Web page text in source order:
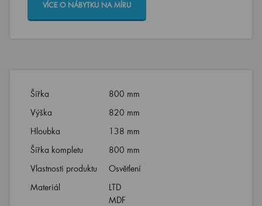
VÍCE O NÁBYTKU NA MÍRU
Šířka
800 mm
Výška
820 mm
Hloubka
138 mm
Šířka kompletu
800 mm
Vlastnosti produktu
Osvětlení
Materiál
LTD
MDF